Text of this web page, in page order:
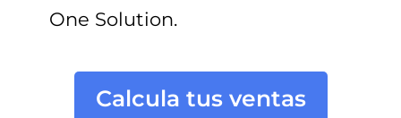
One Solution.
Calcula tus ventas